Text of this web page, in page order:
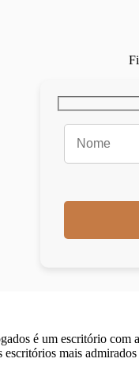
é um escritório com
escritórios mais